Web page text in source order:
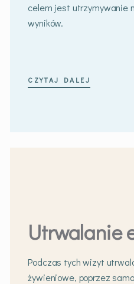
celem jest utrzymywanie
wyników.
CZYTAJ DALEJ
Utrwalanie
Podczas tych wizyt
żywieniowe, poprzez